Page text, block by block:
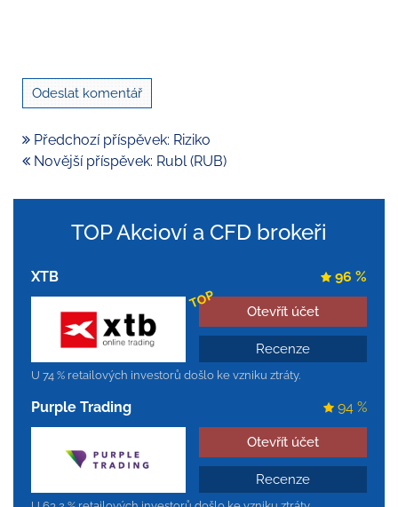
Předchozí příspěvek: Riziko
Novější příspěvek: Rubl (RUB)
TOP Akcioví a CFD brokeři
XTB
TOP
Otevřít účet
Recenze
96 %
U 74 % retailových investorů došlo ke vzniku ztráty.
Purple Trading
Otevřít účet
Recenze
94 %